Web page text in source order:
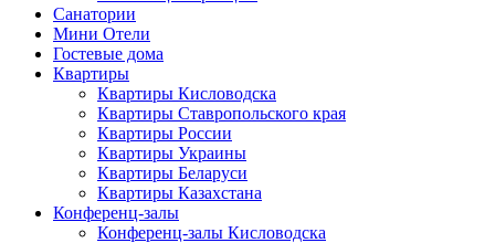
Санатории
Мини Отели
Гостевые дома
Квартиры
Квартиры Кисловодска
Квартиры Ставропольского края
Квартиры России
Квартиры Украины
Квартиры Беларуси
Квартиры Казахстана
Конференц-залы
Конференц-залы Кисловодска